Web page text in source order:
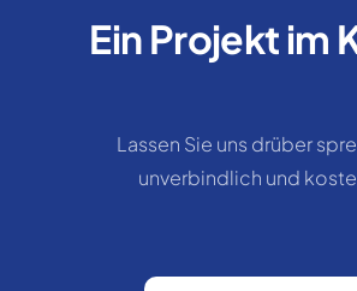
Ein Projekt im
Lassen Sie uns drüber
unverbindlich und